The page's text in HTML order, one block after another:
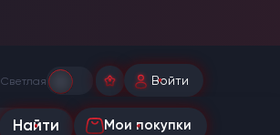
Светлая Войти
Найти Мои покупки